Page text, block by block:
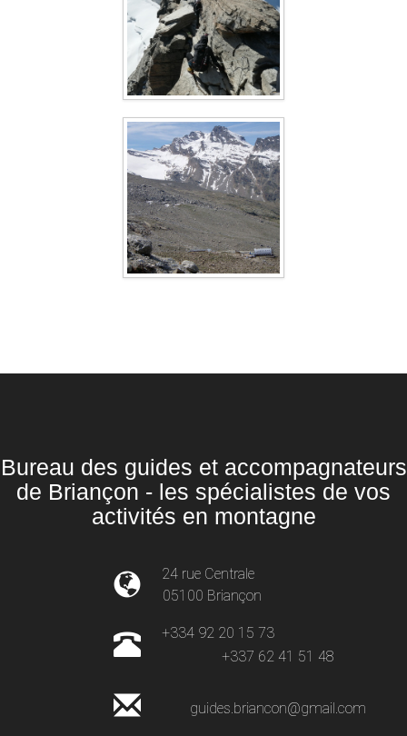
Bureau des guides et accompagnateurs
de Briançon - les spécialistes de vos
activités en montagne
24 rue Centrale
05100 Briançon
+334 92 20 15 73
+337 62 41 51 48
guides.briancon@gmail.com